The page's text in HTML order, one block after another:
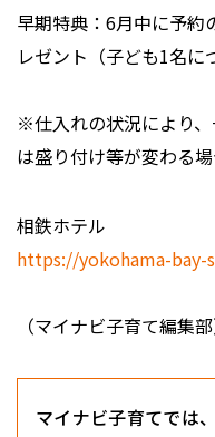
早期特典：6月中に予約
レゼント（子ども1名に
※仕入れの状況により
は盛り付け等が変わる
相鉄ホテル
https://yokohama-bay-
（マイナビ子育て編集部
マイナビ子育てでは